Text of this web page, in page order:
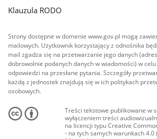
Klauzula RODO
Strony dostępne w domenie www.gov.pl mogą
mailowych. Użytkownik korzystający z odnośnika
mail zgadza się na przetwarzanie jego danych
dobrowolnie podanych danych w wiadomości) w celu
odpowiedzi na przesłane pytania. Szczegóły
każdą z jednostek znajdują się w ich politykach
osobowych.
Treści tekstowe publikowane w
wyłączeniem treści
na licencji typu Creative
- na tych samych warunkach 4.0